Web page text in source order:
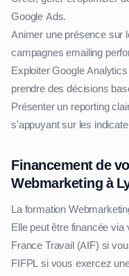
Google Ads.
Animer une présence sur
campagnes emailing
Exploiter Google
prendre des décisions
Présenter un reporting
s'appuyant sur les
Financement de
Webmarketing à
La formation
Elle peut être financée
France Travail (AIF) si
FIFPL si vous exercez